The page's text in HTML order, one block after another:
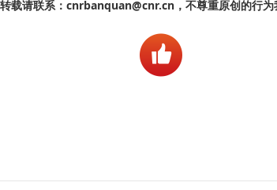
载请联系：cnrbanquan@cnr.cn，不尊重原创的行为